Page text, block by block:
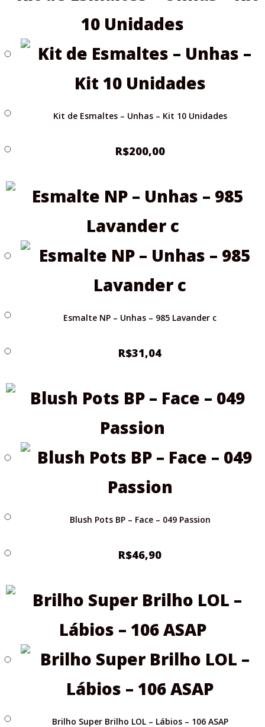
Kit de Esmaltes – Unhas – Kit 10 Unidades
R$200,00
Esmalte NP – Unhas – 985 Lavander c
R$31,04
Blush Pots BP – Face – 049 Passion
R$46,90
Brilho Super Brilho LOL – Lábios – 106 ASAP